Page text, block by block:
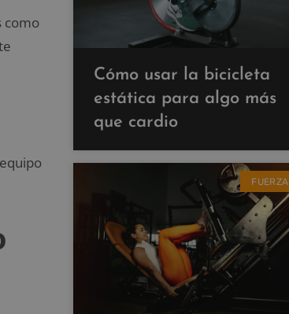
como
Cómo usar la bicicleta
estática para algo más
que cardio
FUERZA